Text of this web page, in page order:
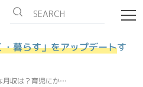
・暮らす」をアップデートす
月収は？育児にか…